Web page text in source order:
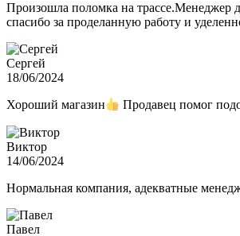
Произошла поломка на трассе.Менеджер
спасибо за проделанную работу и
Сергей
18/06/2024
Хороший магазин Продавец помог
Виктор
14/06/2024
Нормальная компания, адекватные
Павел